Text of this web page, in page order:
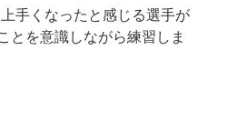
手くなったと感じる選手が
とを意識しながら練習しま